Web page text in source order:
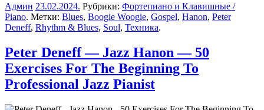
Админ 23.02.2024. Рубрики: Фортепиано и Клавишные /
Piano. Метки: Blues, Boogie Woogie, Gospel, Hanon, Peter
Deneff, Rhythm & Blues, Soul, Техника.
Peter Deneff — Jazz Hanon — 50
Exercises For The Beginning To
Professional Jazz Pianist